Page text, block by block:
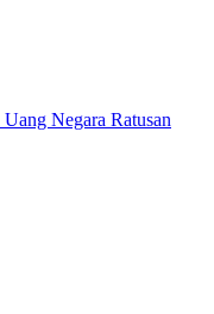
Negara Ratusan